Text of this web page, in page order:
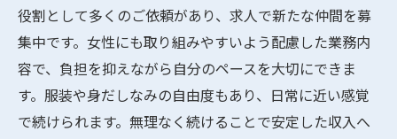
役割として多くのご依頼があり、求人で新たな仲間を募
集中です。女性にも取り組みやすいよう配慮した業務内
容で、負担を抑えながら自分のペースを大切にできま
す。服装や身だしなみの自由度もあり、日常に近い感覚
で続けられます。無理なく続けることで安定した収入へ